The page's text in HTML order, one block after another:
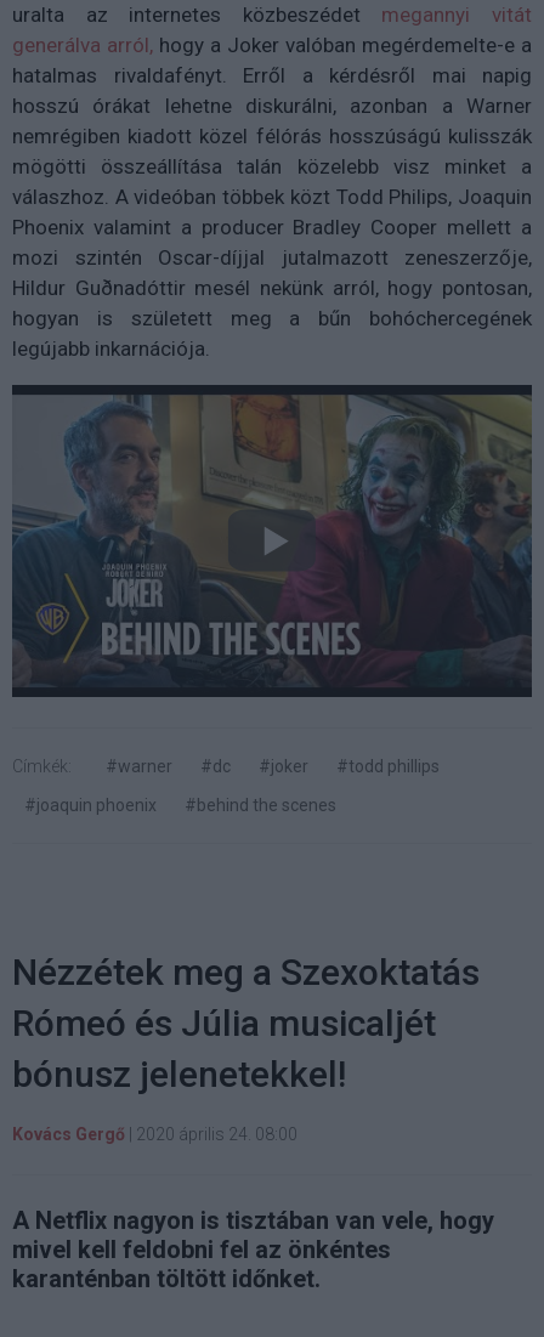
uralta az internetes közbeszédet megannyi vitát
generálva arról, hogy a Joker valóban megérdemelte-e a
hatalmas rivaldafényt. Erről a kérdésről mai napig
hosszú órákat lehetne diskurálni, azonban a Warner
nemrégiben kiadott közel félórás hosszúságú kulisszák
mögötti összeállítása talán közelebb visz minket a
válaszhoz. A videóban többek közt Todd Philips, Joaquin
Phoenix valamint a producer Bradley Cooper mellett a
mozi szintén Oscar-díjjal jutalmazott zeneszerzője,
Hildur Guðnadóttir mesél nekünk arról, hogy pontosan,
hogyan is született meg a bűn bohóchercegének
legújabb inkarnációja.
Címkék: #warner #dc #joker
#todd phillips
#joaquin phoenix
#behind the scenes
Nézzétek meg a Szexoktatás
Rómeó és Júlia musicaljét
bónusz jelenetekkel!
Kovács Gergő 2020 április 24. 08:00
A Netflix nagyon is tisztában van vele, hogy
mivel kell feldobni fel az önkéntes
karanténban töltött időnket.